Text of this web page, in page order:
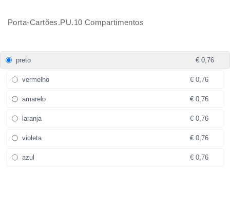
Porta-Cartões.PU.10 Compartimentos
preto € 0,76
vermelho € 0,76
amarelo € 0,76
laranja € 0,76
violeta € 0,76
azul € 0,76